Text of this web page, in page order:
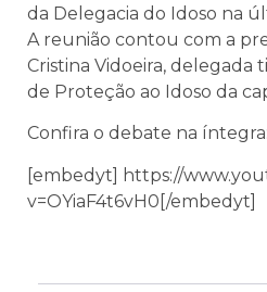
da Delegacia do Idoso na
A reunião contou com a
Cristina Vidoeira, delegada
de Proteção ao Idoso da
Confira o debate na íntegra:
[embedyt] https://
v=OYiaF4t6vH0[/embedyt]